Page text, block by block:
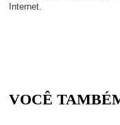
Internet.
VOCÊ